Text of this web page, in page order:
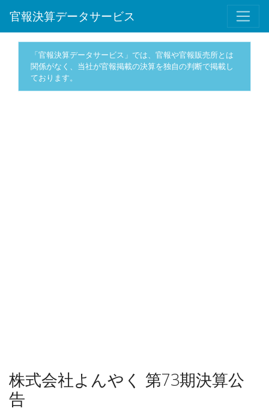
官報決算データサービス
「官報決算データサービス」では、官報や官報販売所とは
関係がなく、当社が官報掲載の決算を独自の判断で掲載し
ております。
株式会社よんやく 第73期決算公
告